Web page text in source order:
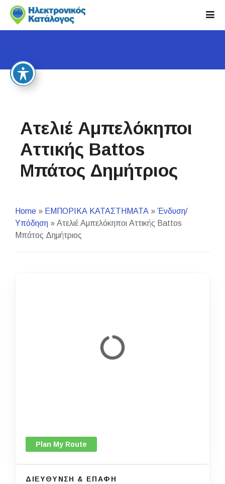
i
Ατελιέ Αμπελόκηποι
Αττικής Battos
Μπάτος Δημήτριος
Home » ΕΜΠΟΡΙΚΑ ΚΑΤΑΣΤΗΜΑΤΑ » Ένδυση/
Υπόδηση » Ατελιέ Αμπελόκηποι Αττικής Battos
Μπάτος Δημήτριος
Plan My Route
ΔΙΕΥΘΥΝΣΗ & ΕΠΑΦΗ